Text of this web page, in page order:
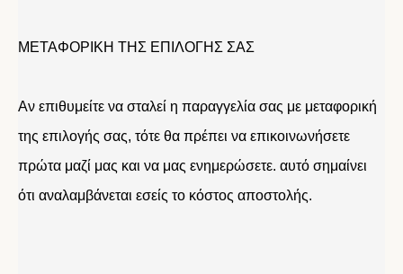
ΜΕΤΑΦΟΡΙΚΗ ΤΗΣ ΕΠΙΛΟΓΗΣ ΣΑΣ
Αν επιθυμείτε να σταλεί η παραγγελία σας με μεταφορική
της επιλογής σας, τότε θα πρέπει να επικοινωνήσετε
πρώτα μαζί μας και να μας ενημερώσετε. αυτό σημαίνει
ότι αναλαμβάνεται εσείς το κόστος αποστολής.